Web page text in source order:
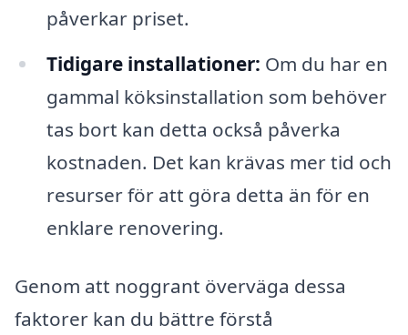
påverkar priset.
Tidigare installationer: Om du har en
gammal köksinstallation som behöver
tas bort kan detta också påverka
kostnaden. Det kan krävas mer tid och
resurser för att göra detta än för en
enklare renovering.
Genom att noggrant överväga dessa
faktorer kan du bättre förstå